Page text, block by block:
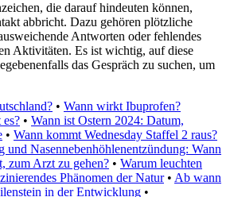
die darauf hindeuten können,
abbricht. Dazu gehören plötzliche
Antworten oder fehlendes
Aktivitäten. Es ist wichtig, auf diese
das Gespräch zu suchen, um
• Wann wirkt Ibuprofen?
• Wann ist Ostern 2024: Datum,
• Wann kommt Wednesday Staffel 2 raus?
und Nasennebenhöhlenentzündung: Wann
zum Arzt zu gehen? • Warum leuchten
Phänomen der Natur• Ab wann
in der Entwicklung •